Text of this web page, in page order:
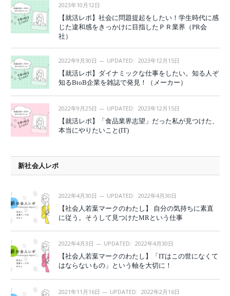
2023年10月12日
【就活レポ】社会に問題提起をしたい！学生時代に感
じた違和感をきっかけに目指したＰＲ業界（PR会
社）
2022年9月30日 UPDATED: 2023年12月15日
【就活レポ】ダイナミックな仕事をしたい。知る人ぞ
知るBtoB企業を雑誌で発見！（メーカー）
2022年9月25日 UPDATED: 2023年12月15日
【就活レポ】「食品業界志望」だった私が見つけた、
本当にやりたいこと(IT)
新社会人レポ
2022年4月30日 UPDATED: 2022年4月30日
【社会人若葉マークのわたし】 自分の気持ちに素直
に従う。そうして見つけたMRという仕事
2022年4月3日 UPDATED: 2022年4月30日
【社会人若葉マークのわたし】「ITはこの世になくて
はならないもの」という軸を大切に！
2021年11月16日 UPDATED: 2022年2月16日